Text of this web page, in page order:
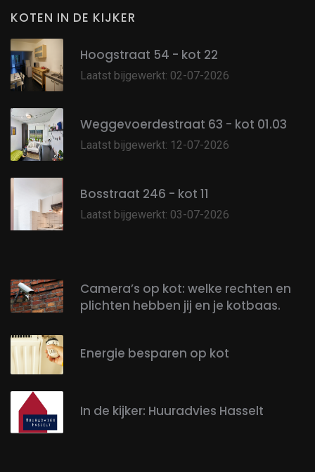
KOTEN IN DE KIJKER
Hoogstraat 54 - kot 22
Laatst bijgewerkt: 02-07-2026
Weggevoerdestraat 63 - kot 01.03
Laatst bijgewerkt: 12-07-2026
Bosstraat 246 - kot 11
Laatst bijgewerkt: 03-07-2026
Camera’s op kot: welke rechten en
plichten hebben jij en je kotbaas.
Energie besparen op kot
In de kijker: Huuradvies Hasselt